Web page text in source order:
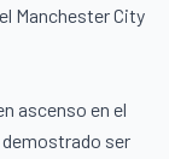
Manchester City
ascenso en el
ser